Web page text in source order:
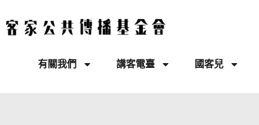
有關我們 講客電臺 國客兒